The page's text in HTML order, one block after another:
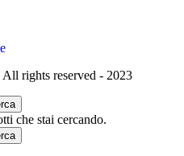
rights reserved - 2023
che stai cercando.